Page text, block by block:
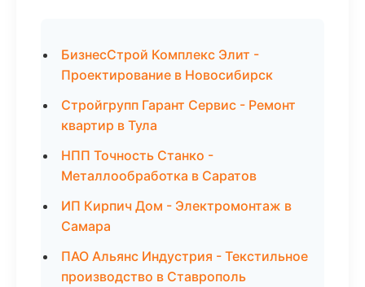
БизнесСтрой Комплекс Элит -
Проектирование в Новосибирск
Стройгрупп Гарант Сервис - Ремонт
квартир в Тула
НПП Точность Станко -
Металлообработка в Саратов
ИП Кирпич Дом - Электромонтаж в
Самара
ПАО Альянс Индустрия - Текстильное
производство в Ставрополь